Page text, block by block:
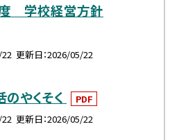
学校経営方針
更新日 2026/05/22
やくそく
PDF
更新日 2026/05/22